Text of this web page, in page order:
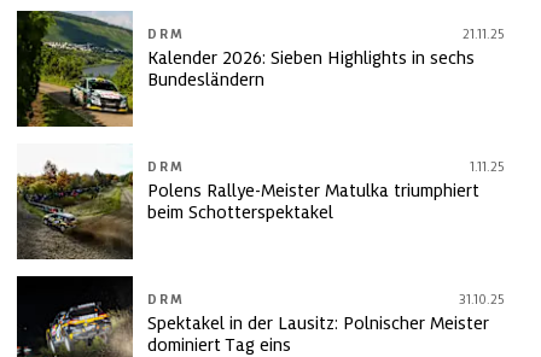
DRM 21.11.25
Kalender 2026: Sieben Highlights in sechs
Bundesländern
DRM 1.11.25
Polens Rallye-Meister Matulka triumphiert
beim Schotterspektakel
DRM 31.10.25
Spektakel in der Lausitz: Polnischer Meister
dominiert Tag eins